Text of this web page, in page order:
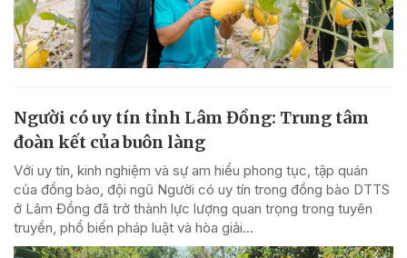
Người có uy tín tỉnh Lâm Đồng: Trung tâm
đoàn kết của buôn làng
Với uy tín, kinh nghiệm và sự am hiểu phong tục, tập quán
của đồng bào, đội ngũ Người có uy tín trong đồng bào DTTS
ở Lâm Đồng đã trở thành lực lượng quan trọng trong tuyên
truyền, phổ biến pháp luật và hòa giải...